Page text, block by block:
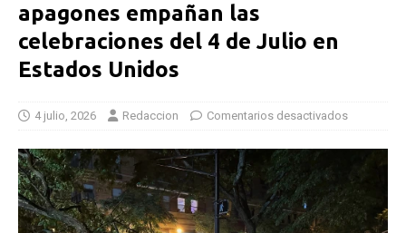
apagones empañan las
celebraciones del 4 de Julio en
Estados Unidos
4 julio, 2026 Redaccion Comentarios desactivados